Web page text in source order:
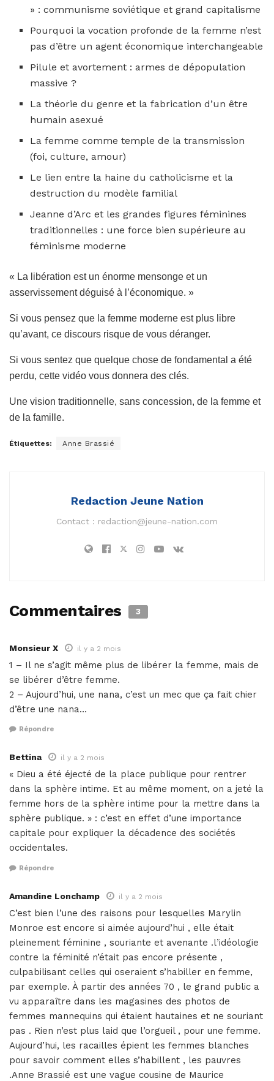
» : communisme soviétique et grand capitalisme
Pourquoi la vocation profonde de la femme n’est
pas d’être un agent économique interchangeable
Pilule et avortement : armes de dépopulation
massive ?
La théorie du genre et la fabrication d’un être
humain asexué
La femme comme temple de la transmission
(foi, culture, amour)
Le lien entre la haine du catholicisme et la
destruction du modèle familial
Jeanne d’Arc et les grandes figures féminines
traditionnelles : une force bien supérieure au
féminisme moderne
« La libération est un énorme mensonge et un
asservissement déguisé à l’économique. »
Si vous pensez que la femme moderne est plus libre
qu’avant, ce discours risque de vous déranger.
Si vous sentez que quelque chose de fondamental a été
perdu, cette vidéo vous donnera des clés.
Une vision traditionnelle, sans concession, de la femme et
de la famille.
Étiquettes: Anne Brassié
Redaction Jeune Nation
Contact : redaction@jeune-nation.com
Commentaires 3
Monsieur X il y a 2 mois
1 – Il ne s’agit même plus de libérer la femme, mais de
se libérer d’être femme.
2 – Aujourd’hui, une nana, c’est un mec que ça fait chier
d’être une nana…
Répondre
Bettina il y a 2 mois
« Dieu a été éjecté de la place publique pour rentrer
dans la sphère intime. Et au même moment, on a jeté la
femme hors de la sphère intime pour la mettre dans la
sphère publique. » : c’est en effet d’une importance
capitale pour expliquer la décadence des sociétés
occidentales.
Répondre
Amandine Lonchamp il y a 2 mois
C’est bien l’une des raisons pour lesquelles Marylin
Monroe est encore si aimée aujourd’hui , elle était
pleinement féminine , souriante et avenante .l’idéologie
contre la féminité n’était pas encore présente ,
culpabilisant celles qui oseraient s’habiller en femme,
par exemple. À partir des années 70 , le grand public a
vu apparaître dans les magasines des photos de
femmes mannequins qui étaient hautaines et ne souriant
pas . Rien n’est plus laid que l’orgueil , pour une femme.
Aujourd’hui, les racailles épient les femmes blanches
pour savoir comment elles s’habillent , les pauvres
.Anne Brassié est une vague cousine de Maurice